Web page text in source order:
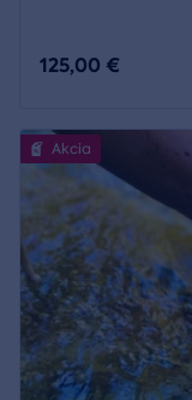
125,00 €
Akcia